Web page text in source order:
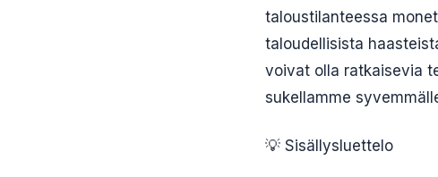
taloustilanteessa
taloudellisista
voivat olla ratkaisevia
sukellamme
💡 Sisällysluettelo